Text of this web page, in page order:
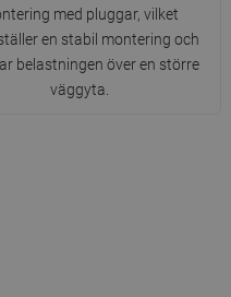
med pluggar, vilket
en stabil montering och
belastningen över en större
väggyta.